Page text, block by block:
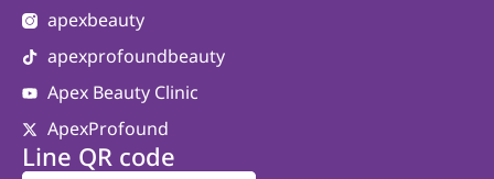
apexbeauty
apexprofoundbeauty
Apex Beauty Clinic
ApexProfound
Line QR code